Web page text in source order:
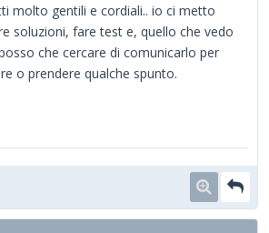
molto gentili e cordiali.. io ci metto
soluzioni, fare test e, quello che vedo
che cercare di comunicarlo per
o prendere qualche spunto.